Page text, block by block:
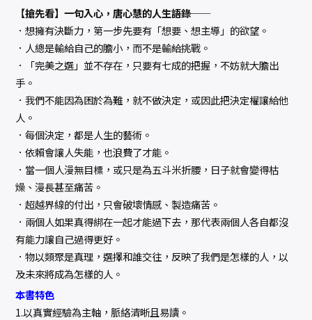
【搶先看】一句入心，唐心慧的人生語錄──
．想擁有決斷力，第一步先要有「想要、想主導」的欲望。
．人總是輸給自己的膽小，而不是輸給挑戰。
．「完美之選」並不存在，只要有七成的把握，不妨就大膽出
手。
．我們不能因為困於為難，就不做決定，或因此把決定權讓給他
人。
．每個決定，都是人生的藝術。
．依賴會讓人失能，也浪費了才能。
．當一個人漫無目標，或只是為五斗米折腰，日子就會變得枯
燥、漫長甚至痛苦。
．超越界線的付出，只會破壞情感、製造痛苦。
．兩個人如果真得綁在一起才能過下去，那代表兩個人各自都沒
有能力讓自己過得更好。
．物以類聚是真理，選擇和誰交往，反映了我們是怎樣的人，以
及未來將成為怎樣的人。
本書特色
1.以真實經驗為主軸，脈絡清晰且易讀。